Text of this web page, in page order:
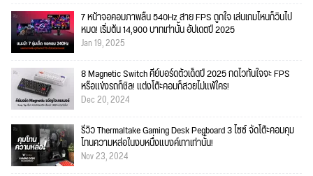
7 หน้าจอคอมภาพลื่น 540Hz สาย FPS ถูกใจ เล่นเกมไหนก็วินไป
หมด! เริ่มต้น 14,900 บาทเท่านั้น อัปเดตปี 2025
Jan 19, 2025
8 Magnetic Switch คีย์บอร์ดตัวเด็ดปี 2025 กดไวทันใจจะ FPS
หรือแข่งรถก็ชิล! แต่งโต๊ะคอมก็สวยไม่แพ้ใคร!
Dec 20, 2024
รีวิว Thermaltake Gaming Desk Pegboard 3 ไซซ์ จัดโต๊ะคอมคุม
โทนความหล่อในงบหนึ่งแบงค์เทาเท่านั้น!
Nov 23, 2024